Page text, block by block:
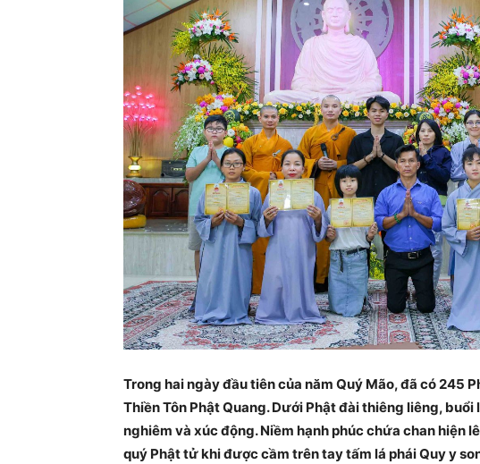
Trong hai ngày đầu tiên của năm Quý Mão, đã có 245
Thiền Tôn Phật Quang. Dưới Phật đài thiêng liêng,
nghiêm và xúc động. Niềm hạnh phúc chứa chan hiện
quý Phật tử khi được cầm trên tay tấm lá phái Quy y